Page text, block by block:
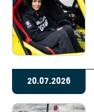
20.07.2026